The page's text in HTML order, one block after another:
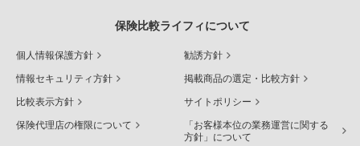
保険比較ライフィについて
個人情報保護方針 勧誘方針
情報セキュリティ方針 掲載商品の選定・比較方針
比較表示方針 サイトポリシー
保険代理店の権限について
「お客様本位の業務運営に関する
方針」について